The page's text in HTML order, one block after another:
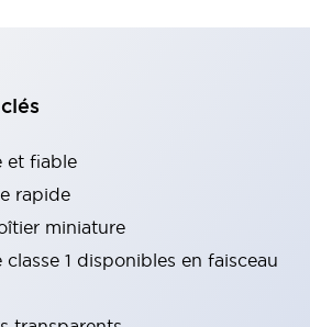
et fiable
rapide
miniature
classe 1 disponibles en faisceau